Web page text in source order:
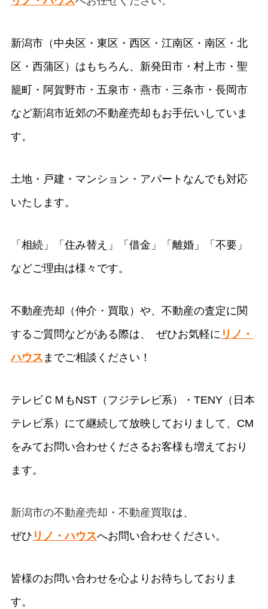
新潟市（中央区・東区・西区・江南区・南区・北
区・西蒲区）はもちろん、新発田市・村上市・聖
籠町・阿賀野市・五泉市・燕市・三条市・長岡市
など新潟市近郊の不動産売却もお手伝いしていま
す。
土地・戸建・マンション・アパートなんでも対応
いたします。
「相続」「住み替え」「借金」「離婚」「不要」
などご理由は様々です。
不動産売却（仲介・買取）や、不動産の査定に関
するご質問などがある際は、 ぜひお気軽に リノ・
ハウス までご相談ください！
テレビＣＭもNST（フジテレビ系）・TENY（日本
テレビ系）にて継続して放映しておりまして、CM
をみてお問い合わせくださるお客様も増えており
ます。
新潟市の不動産売却・不動産買取は、
ぜひ リノ・ハウスへお問い合わせください。
皆様のお問い合わせを心よりお待ちしておりま
す。